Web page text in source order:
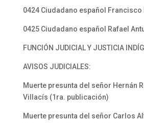
0424 Ciudadano español Francisco
0425 Ciudadano español Rafael
FUNCIÓN JUDICIAL Y JUSTICIA
AVISOS JUDICIALES:
Muerte presunta del señor Hernán
Villacís (1ra. publicación)
Muerte presunta del señor Carlos